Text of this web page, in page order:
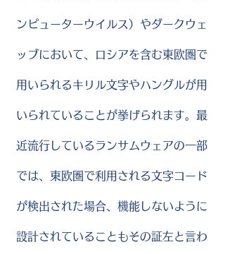
ンピューターウイルス）やダークウェ
ッブにおいて、ロシアを含む東欧圏で
用いられるキリル文字やハングルが用
いられていることが挙げられます。最
近流行しているランサムウェアの一部
では、東欧圏で利用される文字コード
が検出された場合、機能しないように
設計されていることもその証左と言わ